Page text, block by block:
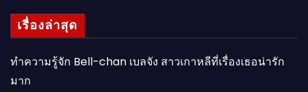
เรื่องล่าสุด
ทำความรู้จัก Bell-chan เบลจัง สาวเกาหลีที่เรื่องเธอน่ารัก
มาก